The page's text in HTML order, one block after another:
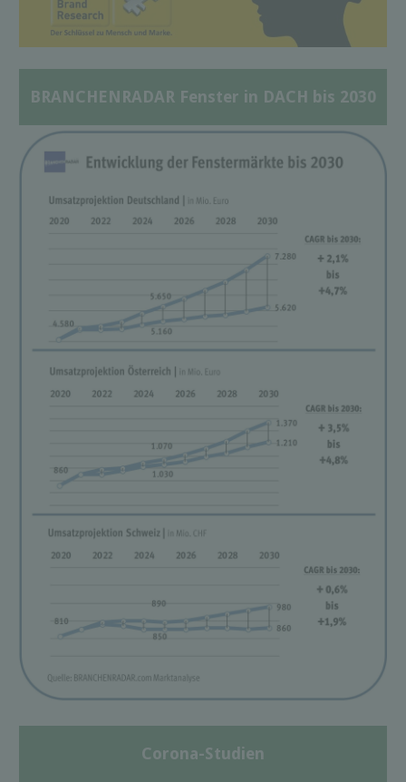
BRANCHENRADAR Fenster in DACH bis 2030
Corona-Studien